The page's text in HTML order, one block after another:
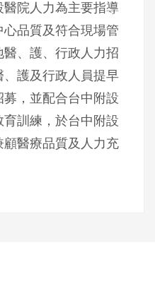
院人力為主要指導
品質及符合現場管
、護、行政人力招
護及行政人員提早
，並配合台中附設
訓練，於台中附設
醫療品質及人力充